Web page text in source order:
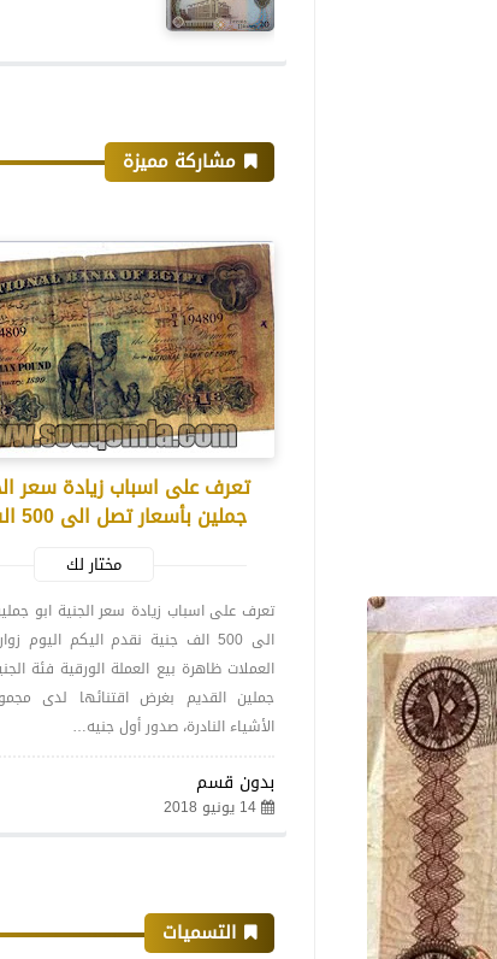
مشاركة مميزة
تعرف على اسباب زيادة سعر
جملين بأسعار تصل الى 500 الف جنية
مختار لك
تعرف على اسباب زيادة سعر الجنية ابو
الى 500 الف جنية نقدم اليكم
العملات ظاهرة بيع العملة الورقية فئة
جملين القديم بغرض اقتنائها لدى
الأشياء النادرة، صدور أول جنيه…
بدون قسم
14 يونيو 2018
التسميات